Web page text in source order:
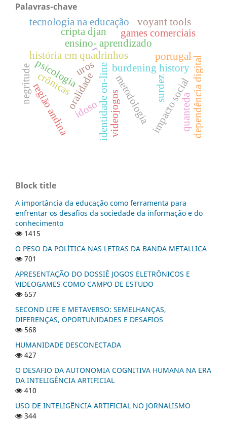
Palavras-chave
idosoidentidade on-line
história em quadrinhos
burdening history
metodologia
oralidade dependência digital
impacto social
psicologia
ensino- aprendizado
games comerciais
tecnologia na educação
uros
crônicas surdez
região andina videojogos
r
portugal
voyant tools
quanteda
cripta djan
negritude
Block title
A importância da educação como ferramenta para
enfrentar os desafios da sociedade da informação e do
conhecimento
1415
O PESO DA POLÍTICA NAS LETRAS DA BANDA METALLICA
701
APRESENTAÇÃO DO DOSSIÊ JOGOS ELETRÔNICOS E
VIDEOGAMES COMO CAMPO DE ESTUDO
657
SECOND LIFE E METAVERSO: SEMELHANÇAS,
DIFERENÇAS, OPORTUNIDADES E DESAFIOS
568
HUMANIDADE DESCONECTADA
427
O DESAFIO DA AUTONOMIA COGNITIVA HUMANA NA ERA
DA INTELIGÊNCIA ARTIFICIAL
410
USO DE INTELIGÊNCIA ARTIFICIAL NO JORNALISMO
344